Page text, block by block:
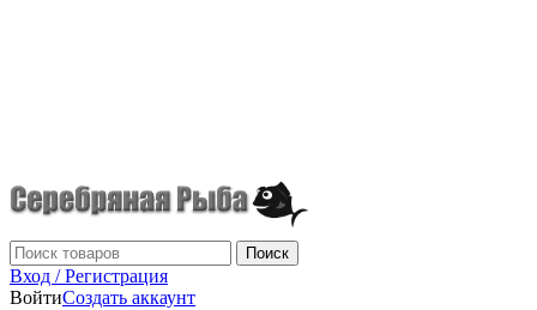
Поиск
Вход / Регистрация
ВойтиСоздать аккаунт